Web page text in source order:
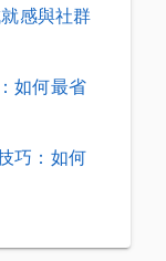
感與社群
如何最省
巧：如何